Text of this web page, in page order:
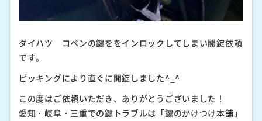
ダイハツ コペンの鍵ををインロックしてしまい開錠依頼
です。
ピッキングにより直ぐに開錠しました^_^
この度はご依頼いただき、ありがとうございました！
愛知・岐阜・三重での鍵トラブルは「鍵のかけつけ本舗」